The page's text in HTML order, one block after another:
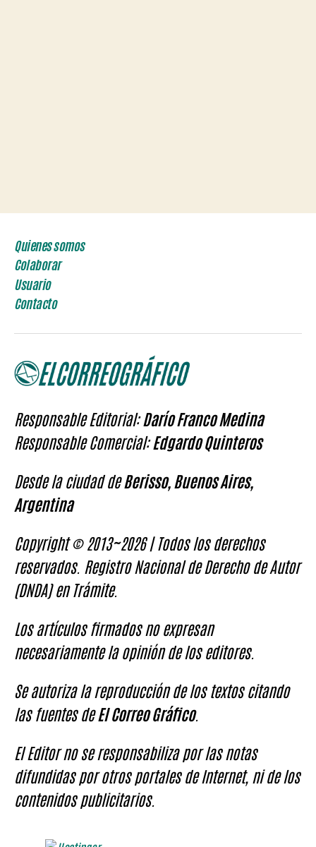
Quienes somos
Colaborar
Usuario
Contacto
Responsable Editorial:Darío Franco Medina
Responsable Comercial:Edgardo Quinteros
Desde la ciudad deBerisso, Buenos Aires,
Argentina
Copyright © 2013~2026 | Todos los derechos
reservados. Registro Nacional de Derecho de Autor
(DNDA) en Trámite.
Los artículos firmados no expresan
necesariamente la opinión de los editores.
Se autoriza la reproducción de los textos citando
las fuentes deEl Correo Gráfico.
El Editor no se responsabiliza por las notas
difundidas por otros portales de Internet, ni de los
contenidos publicitarios.